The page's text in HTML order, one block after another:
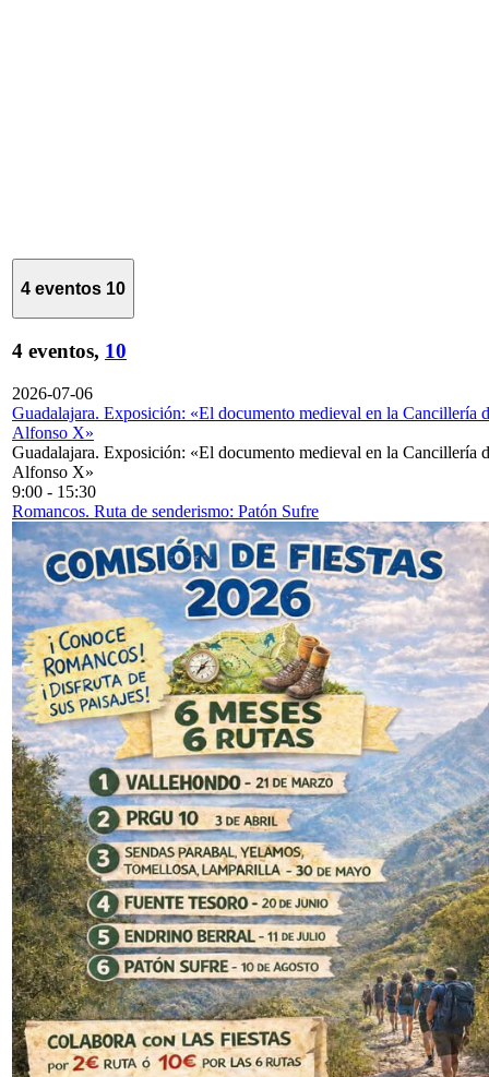
4 eventos 10
4 eventos, 10
2026-07-06
Guadalajara. Exposición: «El documento medieval en la Cancillería
Alfonso X»
Guadalajara. Exposición: «El documento medieval en la Cancillería
Alfonso X»
9:00 - 15:30
Romancos. Ruta de senderismo: Patón Sufre